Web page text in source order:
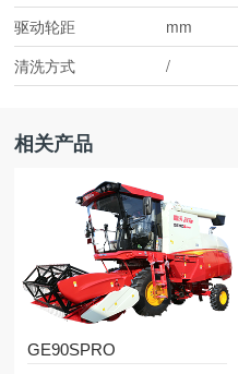
驱动轮距
mm
清洗方式
/
相关产品
GE90SPRO